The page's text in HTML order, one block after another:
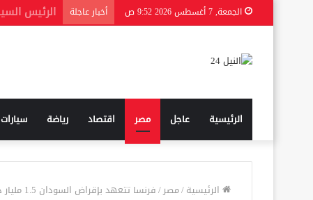
الجمعة, 7 أغسطس 2026 9:52 ص أخبار عاجلة
الرئيسية عاجل مصر اقتصاد رياضة سيارات
الرئيسية/مصر/فرنسا تتعهد بإقراض السودان 1.5 مليار دولار